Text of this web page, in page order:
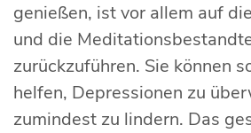
genießen, ist vor allem auf
und die
zurückzuführen. Sie können
helfen, Depressionen zu
zumindest zu lindern. Das